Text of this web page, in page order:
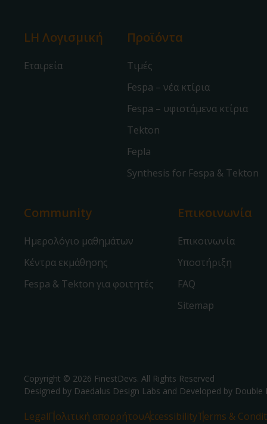
LH Λογισμική
Εταιρεία
Προϊόντα
Τιμές
Fespa – νέα κτίρια
Fespa – υφιστάμενα κτίρια
Tekton
Fepla
Synthesis for Fespa & Tekton
Community
Ημερολόγιο μαθημάτων
Κέντρα εκμάθησης
Fespa & Tekton για φοιτητές
Επικοινωνία
Επικοινωνία
Υποστήριξη
FAQ
Sitemap
Copyright © 2026 FinestDevs. All Rights Reserved
Designed by Daedalus Design Labs and Developed by Double
LegalΠολιτική απορρήτουAccessibilityTerms &